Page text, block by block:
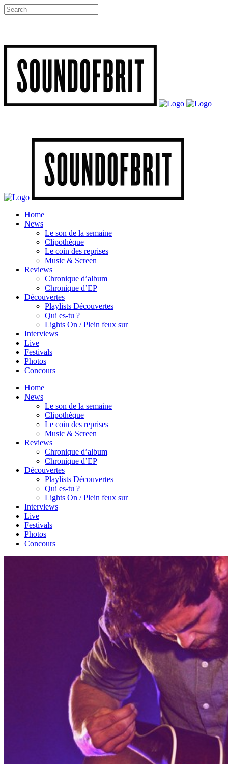
Home
News
Le son de la semaine
Clipothèque
Le coin des reprises
Music & Screen
Reviews
Chronique d’album
Chronique d’EP
Découvertes
Playlists Découvertes
Qui es-tu ?
Lights On / Plein feux sur
Interviews
Live
Festivals
Photos
Concours
Home
News
Le son de la semaine
Clipothèque
Le coin des reprises
Music & Screen
Reviews
Chronique d’album
Chronique d’EP
Découvertes
Playlists Découvertes
Qui es-tu ?
Lights On / Plein feux sur
Interviews
Live
Festivals
Photos
Concours